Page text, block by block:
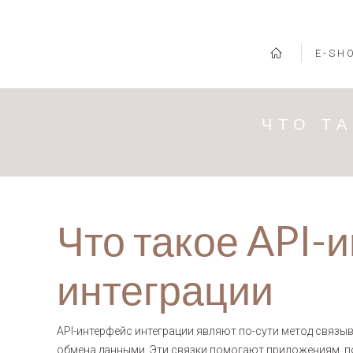
E-
ЧТО
Что такое API-
интеграции
API-интерфейс интеграции являют по-сути метод
обмена данными. Эти связки помогают приложениям,